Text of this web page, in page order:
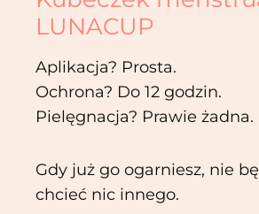
LUNACUP
Aplikacja? Prosta.
Ochrona? Do 12 godzin.
Pielęgnacja? Prawie żadna.
Gdy już go ogarniesz, nie
chcieć nic innego.